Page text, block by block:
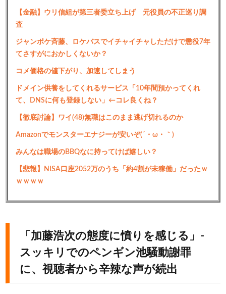
【金融】ウリ信組が第三者委立ち上げ 元役員の不正巡り調
査
ジャンポケ斉藤、ロケバスでイチャイチャしただけで懲役7年
てさすがにおかしくないか？
コメ価格の値下がり、加速してしまう
ドメイン供養をしてくれるサービス「10年間預かってくれ
て、DNSに何も登録しない」←コレ良くね？
【徹底討論】ワイ(48)無職はこのまま逃げ切れるのか
Amazonでモンスターエナジーが安いぞ(´・ω・｀)
みんなは職場のBBQなに持ってけば嬉しい？
【悲報】NISA口座2052万のうち「約4割が未稼働」だったｗ
ｗｗｗｗ
「加藤浩次の態度に憤りを感じる」-
スッキリでのペンギン池騒動謝罪
に、視聴者から辛辣な声が続出